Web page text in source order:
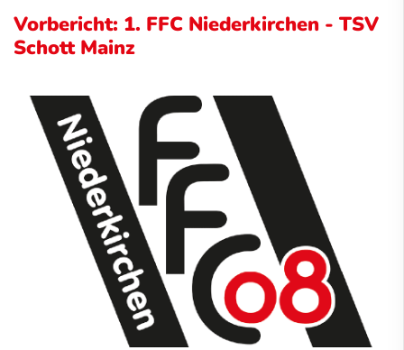
Vorbericht: 1. FFC Niederkirchen - TSV
Schott Mainz